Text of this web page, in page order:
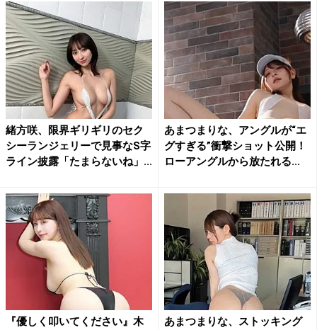
緒方咲、限界ギリギリのセク
シーランジェリーで見事なS字
ライン披露「たまらないね」...
あまつまりな、アングルが“エ
グすぎる”衝撃ショット公開！
ローアングルから放たれる...
『優しく叩いてください』木
あまつまりな、ストッキング